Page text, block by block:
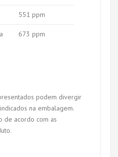
551 ppm
673 ppm
podem divergir
na embalagem.
de acordo com as